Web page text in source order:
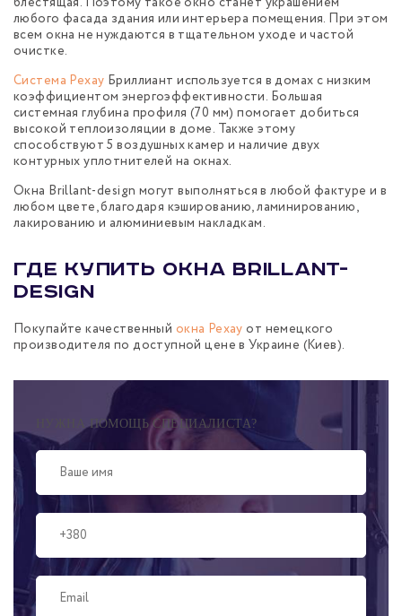
любого фасада здания или интерьера помещения. При этом
всем окна не нуждаются в тщательном уходе и частой
очистке.
Система Рехау Бриллиант используется в домах с низким
коэффициентом энергоэффективности. Большая
системная глубина профиля (70 мм) помогает добиться
высокой теплоизоляции в доме. Также этому
способствуют 5 воздушных камер и наличие двух
контурных уплотнителей на окнах.
Окна Brillant-design могут выполняться в любой фактуре и в
любом цвете, благодаря кэшированию, ламинированию,
лакированию и алюминиевым накладкам.
Где купить окна Brillant-
design
Покупайте качественный окна Рехау от немецкого
производителя по доступной цене в Украине (Киев).
НУЖНА ПОМОЩЬ СПЕЦИАЛИСТА?